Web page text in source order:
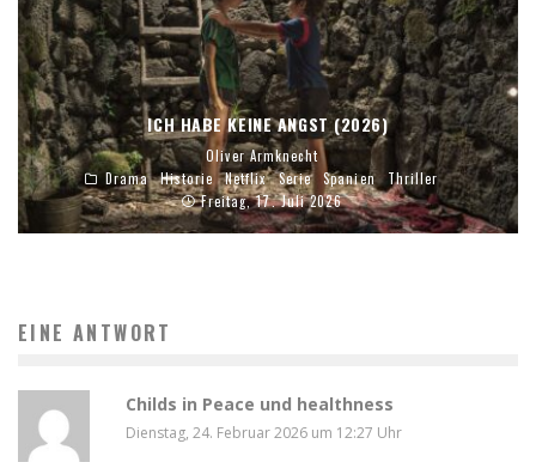
ICH HABE KEINE ANGST (2026)
Oliver Armknecht
Drama
Historie Netflix Serie Spanien
Thriller
Freitag, 17. Juli 2026
EINE ANTWORT
Childs in Peace und healthness
Dienstag, 24. Februar 2026 um 12:27 Uhr